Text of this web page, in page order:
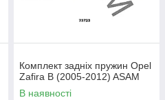
Комплект задніх пружин Opel
Zafira B (2005-2012) ASAM
В наявності